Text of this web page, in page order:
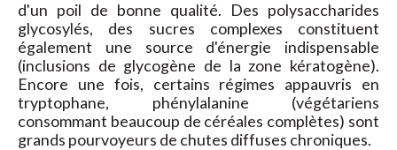
d'un poil de bonne qualité. Des polysaccharides
glycosylés, des sucres complexes constituent
également une source d'énergie indispensable
(inclusions de glycogène de la zone kératogène).
Encore une fois, certains régimes appauvris en
tryptophane, phénylalanine (végétariens
consommant beaucoup de céréales complètes) sont
grands pourvoyeurs de chutes diffuses chroniques.